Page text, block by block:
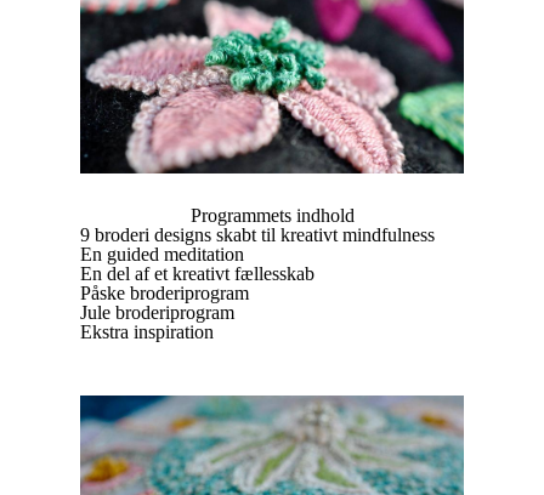
Programmets indhold
9 broderi designs skabt til kreativt mindfulness
En guided meditation
En del af et kreativt fællesskab
Påske broderiprogram
Jule broderiprogram
Ekstra inspiration